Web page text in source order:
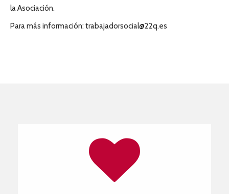
la Asociación.
Para más información: trabajadorsocial@22q.es